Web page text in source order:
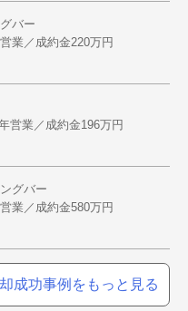
バー
業／成約金220万円
営業／成約金196万円
グバー
業／成約金580万円
成功事例をもっと見る